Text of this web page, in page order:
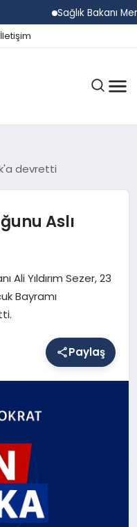
Sağlık Bakanı
İletişim
devretti
Aslı
Ali Yıldırım Sezer, 23
Bayramı
Paylaş